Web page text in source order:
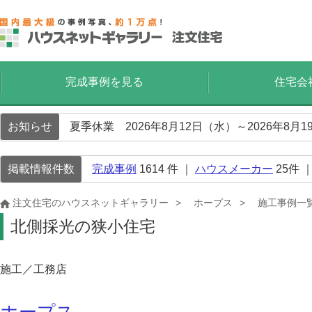
完成事例を見る 住宅会
お知らせ 夏季休業 2026年8月12日（水）～2026年8月
掲載情報件数 完成事例 1614 件 ｜ ハウスメーカー 25件
注文住宅のハウスネットギャラリー ホープス 施工事例一
北側採光の狭小住宅
施工／工務店